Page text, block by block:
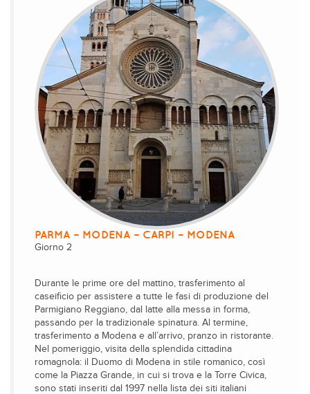
PARMA – MODENA – CARPI – MODENA
Giorno 2
Durante le prime ore del mattino, trasferimento al
caseificio per assistere a tutte le fasi di produzione del
Parmigiano Reggiano, dal latte alla messa in forma,
passando per la tradizionale spinatura. Al termine,
trasferimento a Modena e all’arrivo, pranzo in ristorante.
Nel pomeriggio, visita della splendida cittadina
romagnola: il Duomo di Modena in stile romanico, così
come la Piazza Grande, in cui si trova e la Torre Civica,
sono stati inseriti dal 1997 nella lista dei siti italiani